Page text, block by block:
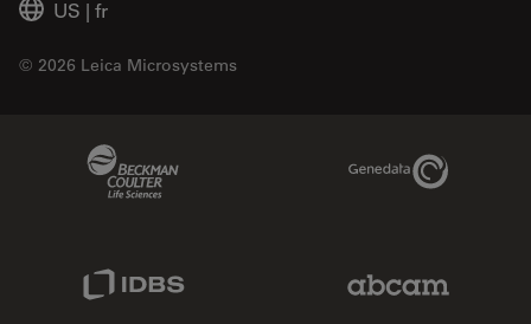
US | fr
© 2026 Leica Microsystems
Genedata Link